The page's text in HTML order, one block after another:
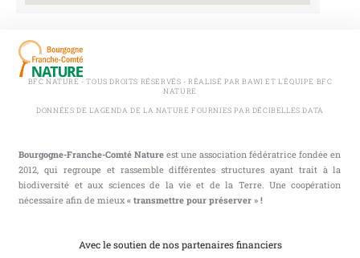
BFC NATURE - TOUS DROITS RÉSERVÉS - RÉALISÉ PAR BAWI ET L'ÉQUIPE BFC
NATURE
DONNÉES DE L'AGENDA DE LA NATURE FOURNIES PAR DÉCIBELLES DATA
Bourgogne-Franche-Comté Nature est une association fédératrice fondée en
2012, qui regroupe et rassemble différentes structures ayant trait à la
biodiversité et aux sciences de la vie et de la Terre. Une coopération
nécessaire afin de mieux« transmettre pour préserver » !
Avec le soutien de nos partenaires financiers